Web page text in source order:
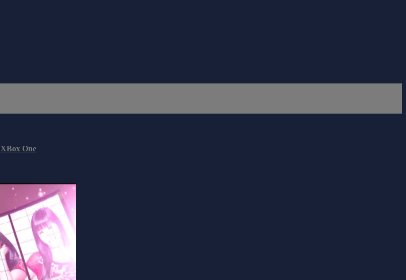
XBox One